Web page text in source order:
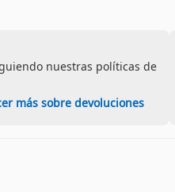
nuestras políticas de
más sobre devoluciones